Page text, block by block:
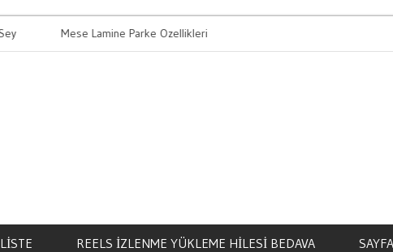
Mese Lamine Parke Ozellikleri
LISTE REELS İZLENME YÜKLEME HILESI BEDAVA